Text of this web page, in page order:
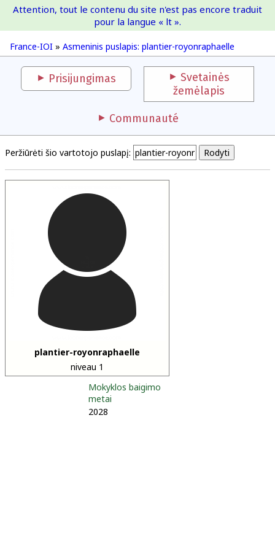
France-IOI
France-IOI » Asmeninis puslapis: plantier-royonraphaelle
Attention, tout le contenu du site n'est pas encore traduit
pour la langue « lt ».
Prisijungimas
Svetainės
žemėlapis
Communauté
Peržiūrėti šio vartotojo puslapį:
plantier-royonraphaelle
niveau 1
Mokyklos baigimo
metai
2028